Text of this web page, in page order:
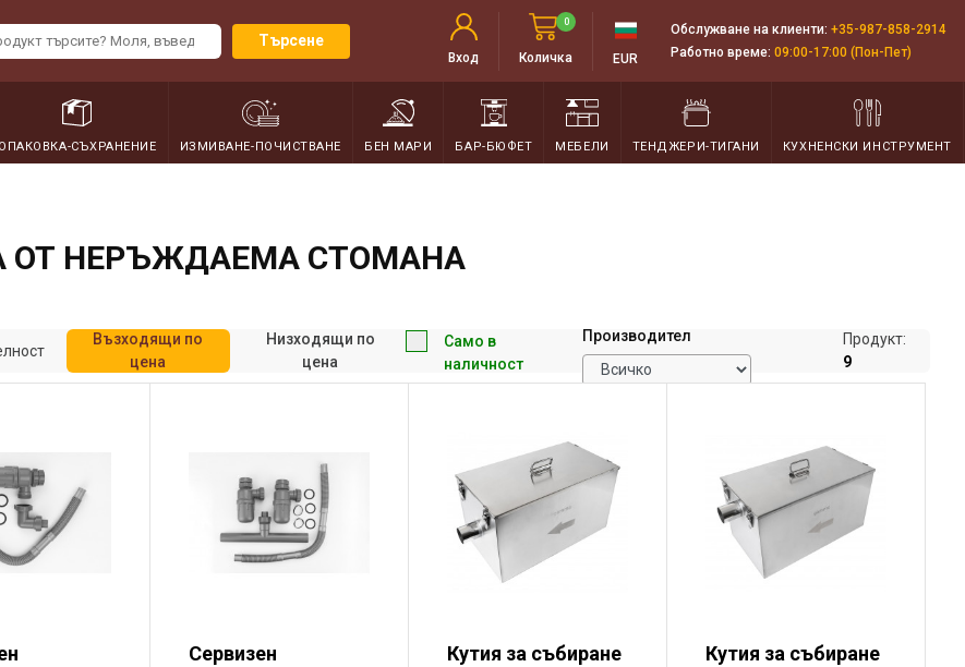
Търсене
Вход Количка
0
EUR
Обслужване на клиенти: +35-987-858-2914
Работно време: 09:00-17:00 (Пон-Пет)
ОПАКОВКА-СЪХРАНЕНИЕ ИЗМИВАНЕ-ПОЧИСТВАНЕ БЕН МАРИ БАР-БЮФЕТ МЕБЕЛИ ТЕНДЖЕРИ-ТИГАНИ КУХНЕНСКИ ИНСТРУМЕНТ
ОТ НЕРЪЖДАЕМА СТОМАНА
Възходящи по
цена
Низходящи по
цена
Само в
наличност
Производител
Продукт:
9
Сервизен
Кутия за събиране
Кутия за събиране